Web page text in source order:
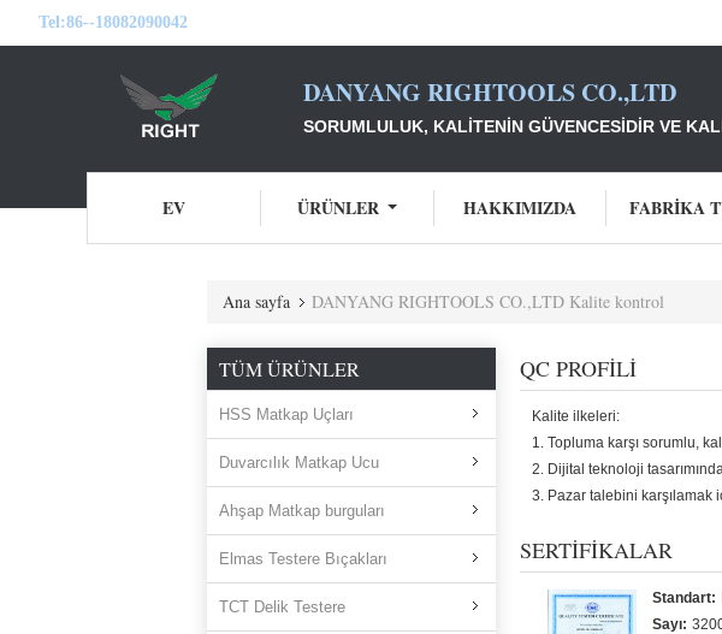
Tel:86--18082090042
DANYANG RIGHTOOLS CO.,LTD
SORUMLULUK, KALITENIN GÜVENCESIDIR VE
EV ÜRÜNLER HAKKIMIZDA FABRIKA
Ana sayfa DANYANG RIGHTOOLS CO.,LTD Kalite kontrol
TÜM ÜRÜNLER
HSS Matkap Uçları
Duvarcılık Matkap Ucu
Ahşap Matkap burguları
Elmas Testere Bıçakları
TCT Delik Testere
QC PROFILI
Kalite ilkeleri:
1. Topluma karşı sorumlu,
2. Dijital teknoloji
3. Pazar talebini
SERTIFIKALAR
Standart:
Sayı: